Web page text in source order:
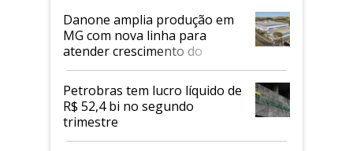
Danone amplia produção em
MG com nova linha para
atender crescimento do
mercado de alimentos
proteicos
Petrobras tem lucro líquido de
R$ 52,4 bi no segundo
trimestre